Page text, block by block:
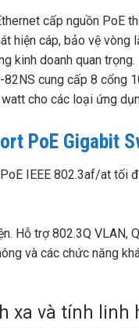
cấp nguồn PoE
hiện cáp, bảo vệ
kinh doanh quan trọng.
82NS cung cấp 8
cho các loại ứng
PoE Gigabit
IEEE 802.3af/at tối
Hỗ trợ 802.3Q VLAN,
và các chức năng
xa và tính linh